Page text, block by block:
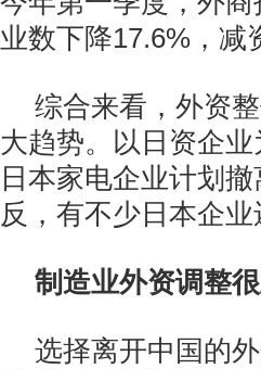
业数下降17.6%，减
综合来看，外资
大趋势。以日资企
日本家电企业计划
反，有不少日本企
制造业外资调整
选择离开中国的